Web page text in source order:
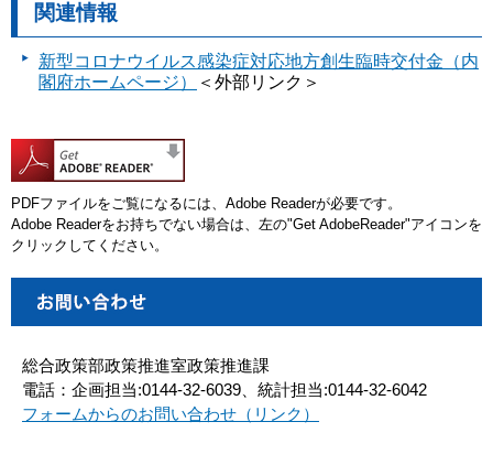
関連情報
新型コロナウイルス感染症対応地方創生臨時交付金（内
閣府ホームページ）
＜外部リンク＞
PDFファイルをご覧になるには、Adobe Readerが必要です。
Adobe Readerをお持ちでない場合は、左の"Get AdobeReader"アイコンを
クリックしてください。
総合政策部政策推進室政策推進課
電話：企画担当:0144-32-6039、統計担当:0144-32-6042
フォームからのお問い合わせ（リンク）